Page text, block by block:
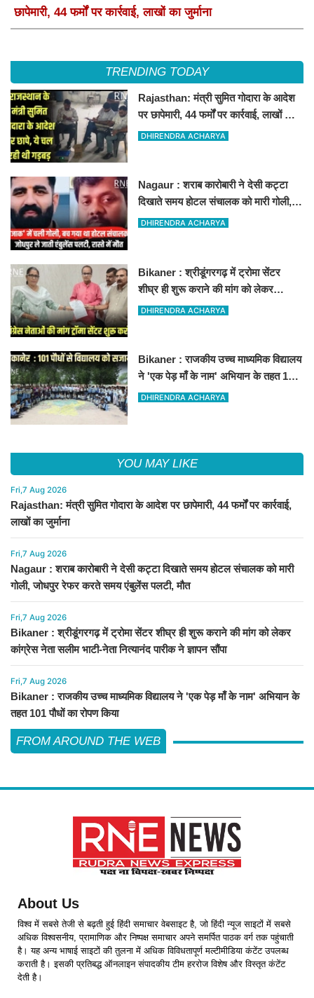
छापेमारी, 44 फर्मों पर कार्रवाई, लाखों का जुर्माना
TRENDING TODAY
Rajasthan: मंत्री सुमित गोदारा के आदेश
पर छापेमारी, 44 फर्मों पर कार्रवाई, लाखों का
जुर्माना
DHIRENDRA ACHARYA
Nagaur : शराब कारोबारी ने देसी कट्टा
दिखाते समय होटल संचालक को मारी गोली,
जोधपुर रेफर करते समय एंबुलेंस पलटी, मौत
DHIRENDRA ACHARYA
Bikaner : श्रीडूंगरगढ़ में ट्रोमा सेंटर
शीघ्र ही शुरू कराने की मांग को लेकर
कांग्रेस नेता सलीम भाटी-नेता नित्यानंद पारीक
DHIRENDRA ACHARYA
Bikaner : राजकीय उच्च माध्यमिक विद्यालय
ने 'एक पेड़ माँ के नाम' अभियान के तहत 101
पौधों का रोपण किया
DHIRENDRA ACHARYA
YOU MAY LIKE
Fri,7 Aug 2026
Rajasthan: मंत्री सुमित गोदारा के आदेश पर छापेमारी, 44 फर्मों पर कार्रवाई,
लाखों का जुर्माना
Fri,7 Aug 2026
Nagaur : शराब कारोबारी ने देसी कट्टा दिखाते समय होटल संचालक को मारी
गोली, जोधपुर रेफर करते समय एंबुलेंस पलटी, मौत
Fri,7 Aug 2026
Bikaner : श्रीडूंगरगढ़ में ट्रोमा सेंटर शीघ्र ही शुरू कराने की मांग को लेकर
कांग्रेस नेता सलीम भाटी-नेता नित्यानंद पारीक ने ज्ञापन सौंपा
Fri,7 Aug 2026
Bikaner : राजकीय उच्च माध्यमिक विद्यालय ने 'एक पेड़ माँ के नाम' अभियान के
तहत 101 पौधों का रोपण किया
FROM AROUND THE WEB
About Us
विश्व में सबसे तेजी से बढ़ती हुई हिंदी समाचार वेबसाइट है, जो हिंदी न्यूज साइटों में सबसे
अधिक विश्वसनीय, प्रामाणिक और निष्पक्ष समाचार अपने समर्पित पाठक वर्ग तक पहुंचाती
है। यह अन्य भाषाई साइटों की तुलना में अधिक विविधतापूर्ण मल्टीमीडिया कंटेंट उपलब्ध
कराती है। इसकी प्रतिबद्ध ऑनलाइन संपादकीय टीम हररोज विशेष और विस्तृत कंटेंट
देती है।